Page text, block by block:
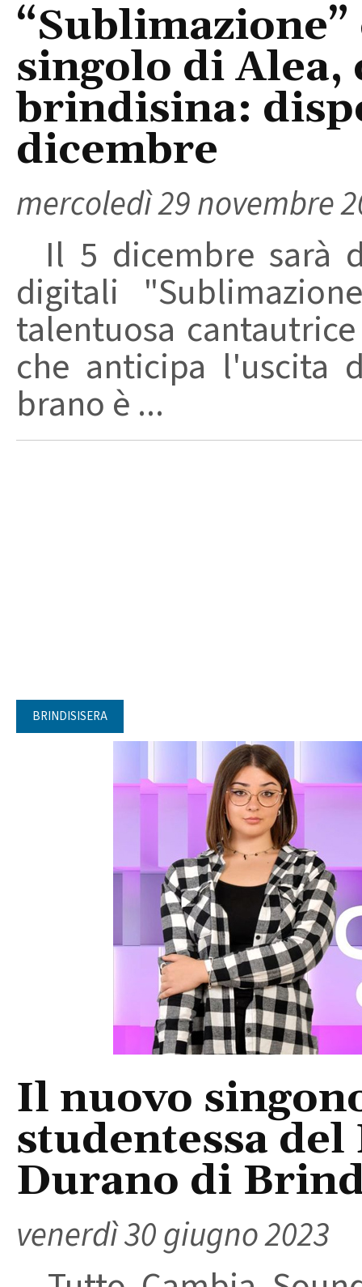
singolo di Alea,
brindisina:
dicembre
mercoledì 29 novembre
Il 5 dicembre sarà
digitali
talentuosa
che anticipa l'uscita
brano è ...
BRINDISISERA
Il nuovo
studentessa
Durano di
venerdì 30 giugno 2023